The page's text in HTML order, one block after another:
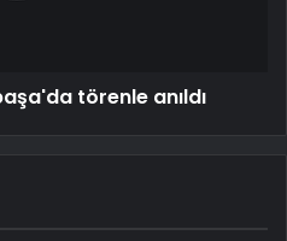
törenle anıldı